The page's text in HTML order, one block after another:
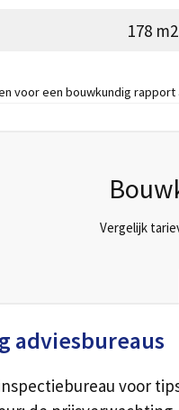
178 m2
voor een bouwkundig rapport
Vergelijk
adviesbureaus
voor